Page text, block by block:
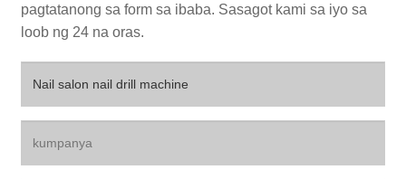
pagtatanong sa form sa ibaba. Sasagot kami sa iyo sa
loob ng 24 na oras.